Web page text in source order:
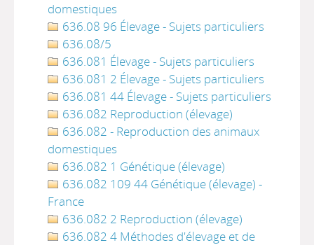
domestiques
636.08 96 Élevage - Sujets particuliers
636.08/5
636.081 Élevage - Sujets particuliers
636.081 2 Élevage - Sujets particuliers
636.081 44 Élevage - Sujets particuliers
636.082 Reproduction (élevage)
636.082 - Reproduction des animaux
domestiques
636.082 1 Génétique (élevage)
636.082 109 44 Génétique (élevage) -
France
636.082 2 Reproduction (élevage)
636.082 4 Méthodes d'élevage et de